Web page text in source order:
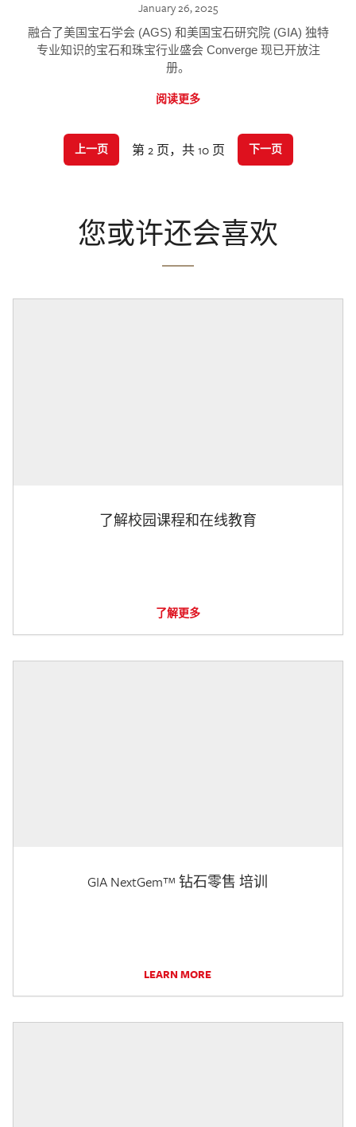
January 26, 2025
融合了美国宝石学会 (AGS) 和美国宝石研究院 (GIA) 独特
专业知识的宝石和珠宝行业盛会 Converge 现已开放注
册。
阅读更多
上一页 第 2 页，共 10 页 下一页
您或许还会喜欢
了解校园课程和在线教育
了解更多
GIA NextGem™ 钻石零售 培训
LEARN MORE